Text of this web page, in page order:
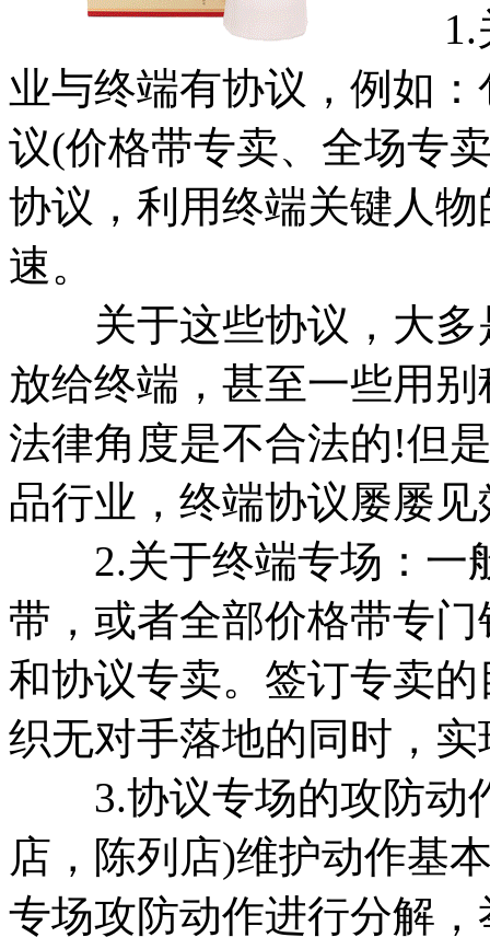
1.关
业与终端有协议，例如
议(价格带专卖、全场专
协议，利用终端关键人
速。
关于这些协议，大多
放给终端，甚至一些用
法律角度是不合法的!但
品行业，终端协议屡屡
2.关于终端专场：一
带，或者全部价格带专
和协议专卖。签订专卖
织无对手落地的同时，
3.协议专场的攻防动
店，陈列店)维护动作基
专场攻防动作进行分解